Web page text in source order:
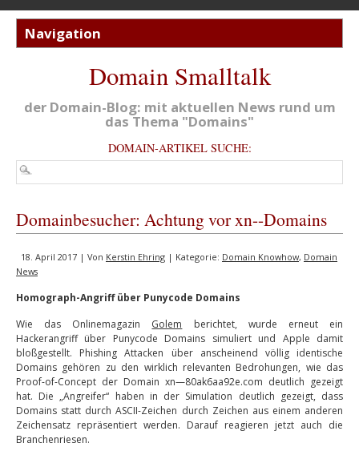
Domain Smalltalk
der Domain-Blog: mit aktuellen News rund um
das Thema "Domains"
DOMAIN-ARTIKEL SUCHE:
Domainbesucher: Achtung vor xn--Domains
18. April 2017 | Von Kerstin Ehring | Kategorie: Domain Knowhow, Domain
News
Homograph-Angriff über Punycode Domains
Wie das Onlinemagazin Golem berichtet, wurde erneut ein
Hackerangriff über Punycode Domains simuliert und Apple damit
bloßgestellt. Phishing Attacken über anscheinend völlig identische
Domains gehören zu den wirklich relevanten Bedrohungen, wie das
Proof-of-Concept der Domain xn—80ak6aa92e.com deutlich gezeigt
hat. Die „Angreifer“ haben in der Simulation deutlich gezeigt, dass
Domains statt durch ASCII-Zeichen durch Zeichen aus einem anderen
Zeichensatz repräsentiert werden. Darauf reagieren jetzt auch die
Branchenriesen.